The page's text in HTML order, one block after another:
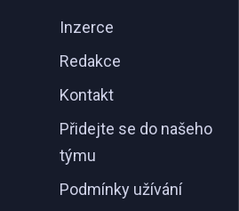
Inzerce
Redakce
Kontakt
Přidejte se do našeho
týmu
Podmínky užívání